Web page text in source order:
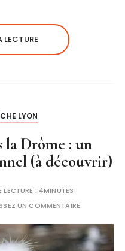
LYON
la Drôme : un
(à découvrir)
LECTURE : 4MINUTES
UN COMMENTAIRE